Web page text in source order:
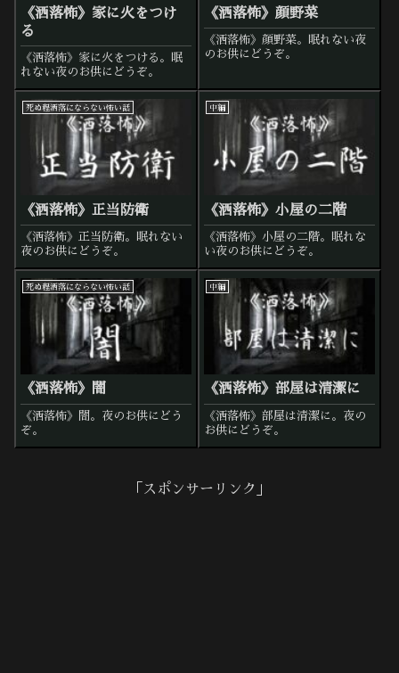
《洒落怖》家に火をつけ
る
《洒落怖》家に火をつける。眠
れない夜のお供にどうぞ。
《洒落怖》顔野菜
《洒落怖》顔野菜。眠れない夜
のお供にどうぞ。
死ぬ程洒落にならない怖い話
《洒落怖》正当防衛
《洒落怖》正当防衛。眠れない
夜のお供にどうぞ。
中編
《洒落怖》小屋の二階
《洒落怖》小屋の二階。眠れな
い夜のお供にどうぞ。
死ぬ程洒落にならない怖い話
《洒落怖》闇
《洒落怖》闇。夜のお供にどう
ぞ。
中編
《洒落怖》部屋は清潔に
《洒落怖》部屋は清潔に。夜の
お供にどうぞ。
「スポンサーリンク」